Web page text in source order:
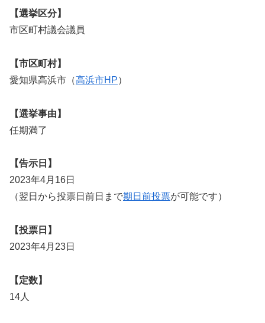
【選挙区分】
市区町村議会議員
【市区町村】
愛知県高浜市（高浜市HP）
【選挙事由】
任期満了
【告示日】
2023年4月16日
（翌日から投票日前日まで期日前投票が可能です）
【投票日】
2023年4月23日
【定数】
14人